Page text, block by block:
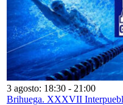
3 agosto: 18:30 - 21:00
Brihuega. XXXVII